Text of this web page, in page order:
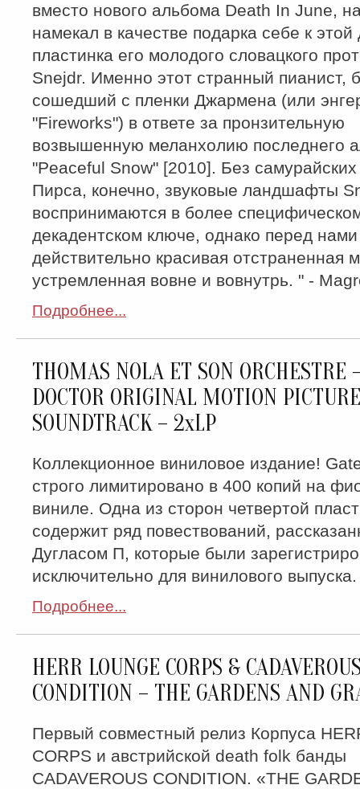
вместо нового альбома Death In June,
намекал в качестве подарка себе к
пластинка его молодого словацкого
Snejdr. Именно этот странный пианист,
сошедший с пленки Джармена (или
"Fireworks") в ответе за пронзительную
возвышенную меланхолию последнего
"Peaceful Snow" [2010]. Без самурайских
Пирса, конечно, звуковые ландшафты
воспринимаются в более
декадентском ключе, однако перед нами
действительно красивая отстраненная
устремленная вовне и вовнутрь. " -
Подробнее...
THOMAS NOLA ET SON ORCHESTRE
DOCTOR ORIGINAL MOTION PICTURE
SOUNDTRACK – 2xLP
Коллекционное виниловое издание!
строго лимитировано в 400 копий на
виниле. Одна из сторон четвертой
содержит ряд повествований,
Дугласом П, которые были
исключительно для винилового выпуска.
Подробнее...
HERR LOUNGE CORPS &
CONDITION – THE GARDENS AND
Первый совместный релиз Корпуса
CORPS и австрийской death folk банды
CADAVEROUS CONDITION. «THE